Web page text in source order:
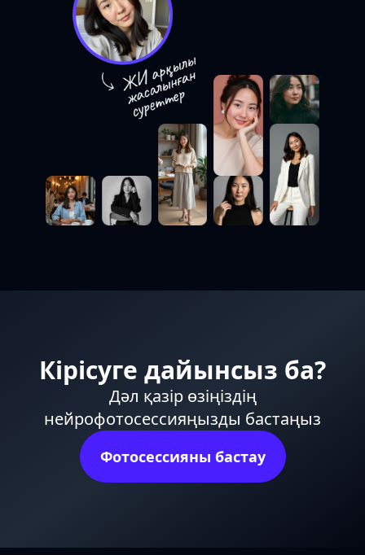
Кірісуге дайынсыз ба?
Дәл қазір өзіңіздің
нейрофотосессияңызды бастаңыз
Фотосессияны бастау